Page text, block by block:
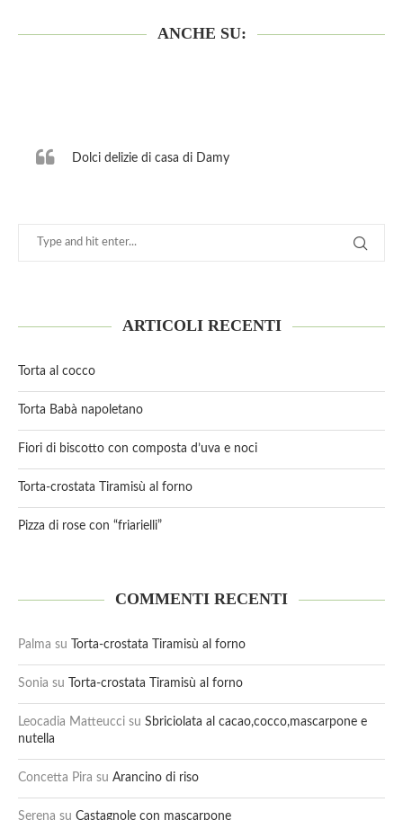
ANCHE SU:
Dolci delizie di casa di Damy
ARTICOLI RECENTI
Torta al cocco
Torta Babà napoletano
Fiori di biscotto con composta d’uva e noci
Torta-crostata Tiramisù al forno
Pizza di rose con “friarielli”
COMMENTI RECENTI
Palma su Torta-crostata Tiramisù al forno
Sonia su Torta-crostata Tiramisù al forno
Leocadia Matteucci su Sbriciolata al cacao,cocco,mascarpone e
nutella
Concetta Pira su Arancino di riso
Serena su Castagnole con mascarpone